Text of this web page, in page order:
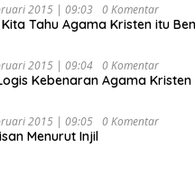
2015 | 09:03 0 Komentar
Tahu Agama Kristen itu
2015 | 09:04 0 Komentar
Kebenaran Agama
2015 | 09:05 0 Komentar
Menurut Injil